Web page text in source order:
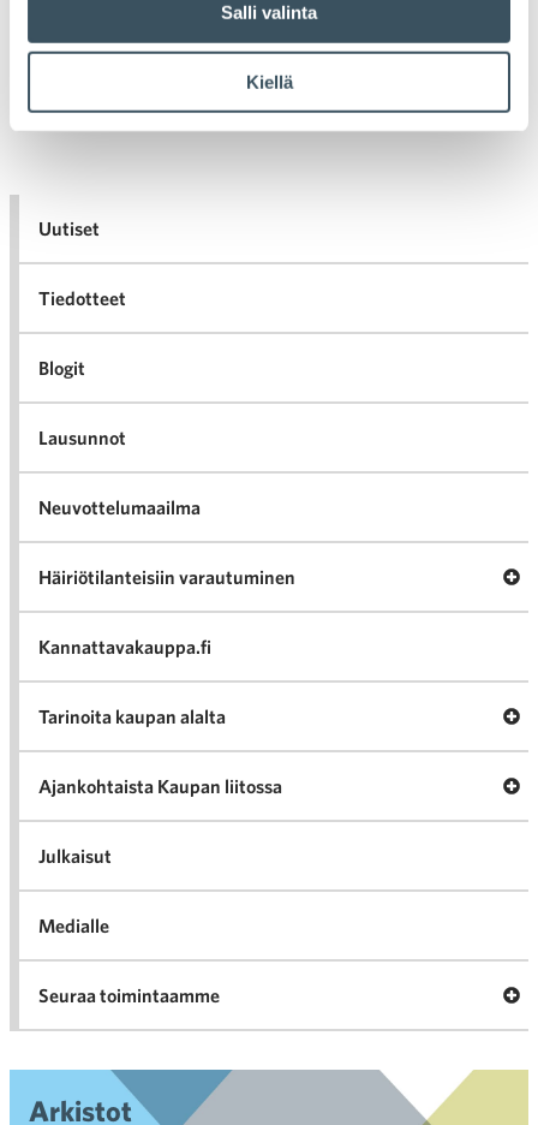
Salli valinta
Kiellä
Uutiset
Tiedotteet
Blogit
Lausunnot
Neuvottelumaailma
Häiriötilanteisiin varautuminen
Kannattavakauppa.fi
Tarinoita kaupan alalta
Ajankohtaista Kaupan liitossa
Julkaisut
Medialle
Seuraa toimintaamme
Arkistot